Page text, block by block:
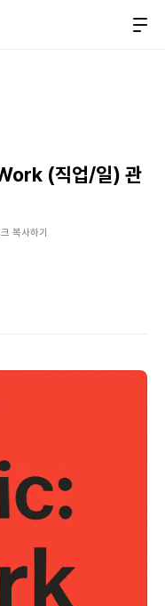
(직업/일) 관
복사하기